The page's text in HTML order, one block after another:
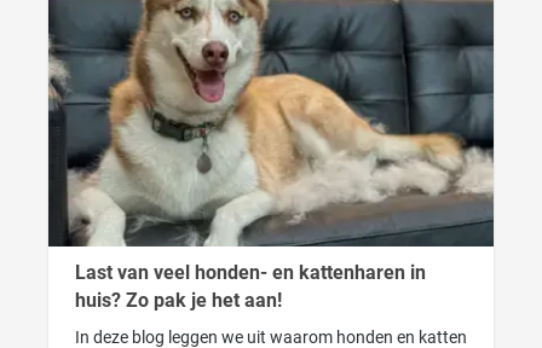
Last van veel honden- en kattenharen in
huis? Zo pak je het aan!
In deze blog leggen we uit waarom honden en katten